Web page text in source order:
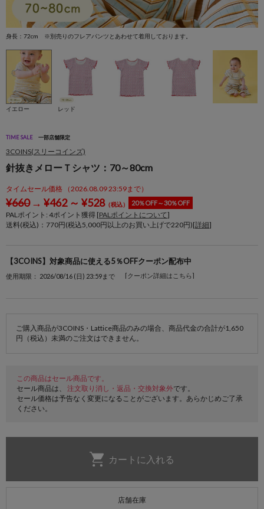
身長：72cm ※別売りのフレアパンツとあわせて着用しております。
イエロー レッド
TIME SALE 一部店舗限定
3COINS(スリーコインズ)
針抜きメローＴシャツ：70～80cm
タイムセール価格 （2026.08.09 23:59まで）
¥660→ ¥462～ ¥528（税込） 20％OFF～30％OFF
PALポイント: 4ポイント獲得 [PALポイントについて]
送料(税込)：770円(税込5,000円以上のお買い上げで220円)[詳細]
【3COINS】対象商品に使える5％OFFクーポン配布中
使用期限： 2026/08/16 (日) 23:59まで [クーポン詳細はこちら]
ご購入商品が3COINS・Lattice商品のみの場合、商品代金の合計が1,650
円（税込）未満のご注文はできません。
この商品はセール商品です。
セール商品は、 注文取り消し・返品・交換対象外です。
セール価格は予告なく変更になることがございます。あらかじめご了承
ください。
店舗在庫